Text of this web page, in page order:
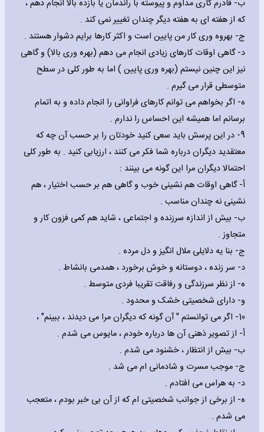
‌ب- قادرم کاری مداوم و پیوسته با راندمان یا بازده بالا انجام دهم ،
که از هفته ای به هفته دیگر چندان تغییر نمی کند .
‌ج- بهروه وری کار من پایین است و اکثر کارها برایم دشوار هستند .
‌د- گاهی اوقات کارهای زیادی انجام می دهم (بهره وری بالا) و گاهی
نیز این چنین نیستم (بهره وری پایین ) اما به طور کلی در سطح
متوسطی قرار می گیرم .
‌ه- اگر بخواهم می توانم کارهای فراوانی را انجام داده و به اتمام
برسانم اما همیشه این احساس را ندارم .
9- در این پرسش باید سعی کنید خودتان را بر حسب آن چه که
معتقدید دیگران درباره شما فکر می کنند ، ارزیابی کنید . به طور کلی
احتمالا دیگران مرا این گونه می بینند :
‌أ- گاهی اوقات هم نشینی خوب و گاهی هم بر حسب اختیار ، هم
نشینی نه چندان مناسب .
‌ب- بیش از اندازه سرزنده و اجتماعی ، شاید هم کمی فزون کار و
متجاوز .
‌ج- بنا یه دلایلی ملال انگیز و دل مرده .
‌د- سر زنده ، دوستانه و خوش برخورد ، همدمی بانشاط .
‌ه- از نظر سرزندگی و رفاقت تقریبا فردی متوسط .
‌و- دارای شخصیتی خشک و محدود .
10- اگر می توانستم " آن گونه که دیگران مرا می دیدند ، ببینم" ،
‌أ- از تصویر ذهنی آن ها درباره خودم ، مایوس می شدم .
‌ب- بیش از انتظار ، خشنود می شدم .
‌ج- موجب مسرت و شادمانی ام می شد .
‌د- به هراس می افتادم .
‌ه- از برخی از جوانب شخصیتی ام که از آن بی خبر بودم ، متعجب
می شدم .